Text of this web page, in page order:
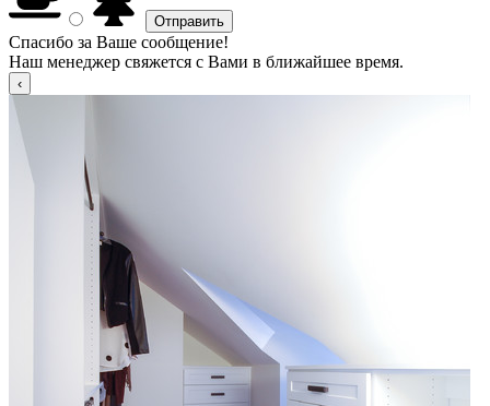
Спасибо за Ваше сообщение!
Наш менеджер свяжется с Вами в ближайшее время.